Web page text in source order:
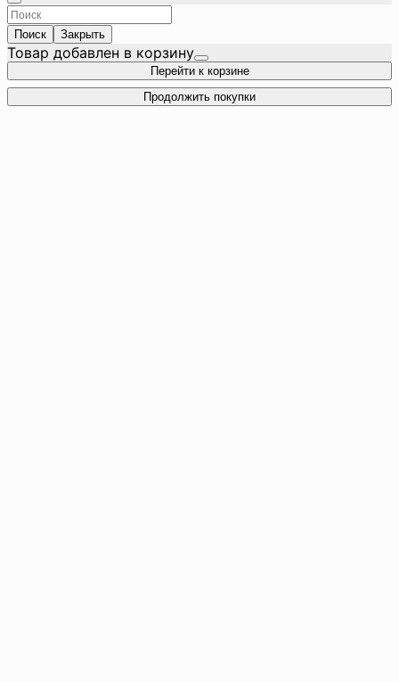
Поиск Закрыть
Товар добавлен в корзину
Перейти к корзине
Продолжить покупки